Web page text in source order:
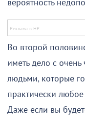
вероятность
Во второй
иметь дело с
людьми, которые
практически
Даже если вы